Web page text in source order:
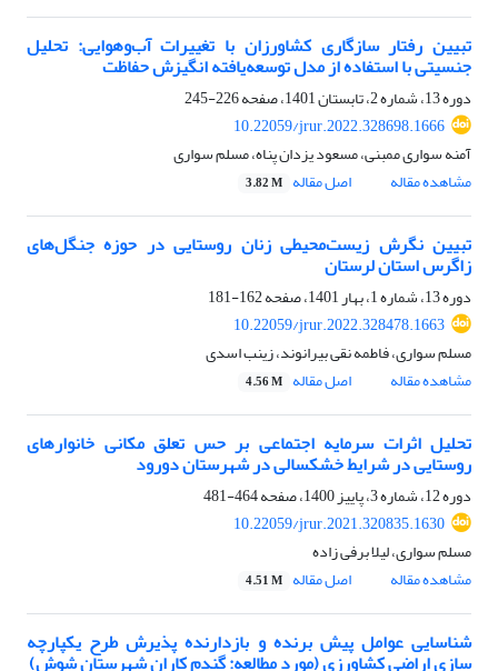
تبیین رفتار سازگاری کشاورزان با تغییرات آب‌و‌هوایی: تحلیل
جنسیتی با استفاده از مدل توسعه‌یافته انگیزش حفاظت
دوره 13، شماره 2، تابستان 1401، صفحه
226-245
10.22059/jrur.2022.328698.1666
آمنه سواری ممبنی، مسعود یزدان پناه، مسلم سواری
مشاهده مقاله
اصل مقاله 3.82 M
تبیین نگرش زیست‏‌محیطی زنان روستایی در حوزه جنگل‏‌های
زاگرس استان لرستان
دوره 13، شماره 1، بهار 1401، صفحه
162-181
10.22059/jrur.2022.328478.1663
مسلم سواری، فاطمه نقی بیرانوند، زینب اسدی
مشاهده مقاله
اصل مقاله 4.56 M
تحلیل اثرات سرمایه اجتماعی بر حس تعلق مکانی خانوارهای
روستایی در شرایط خشکسالی در شهرستان دورود
دوره 12، شماره 3، پاییز 1400، صفحه
464-481
10.22059/jrur.2021.320835.1630
مسلم سواری، لیلا برفی زاده
مشاهده مقاله
اصل مقاله 4.51 M
شناسایی عوامل پیش‏ برنده و بازدارنده پذیرش طرح یکپارچه‏
سازی اراضی کشاورزی (مورد مطالعه: گندم‏ کاران شهرستان شوش)